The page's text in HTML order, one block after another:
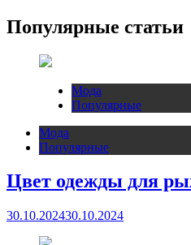
Популярные статьи
Мода
Популярные
Мода
Популярные
Цвет одежды для
30.10.202430.10.2024